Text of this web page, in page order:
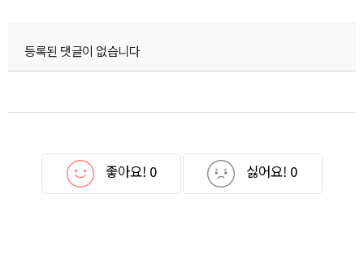
등록된 댓글이 없습니다
좋아요! 0 싫어요! 0